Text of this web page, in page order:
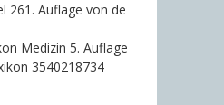
261. Auflage von de
Medizin 5. Auflage
3540218734